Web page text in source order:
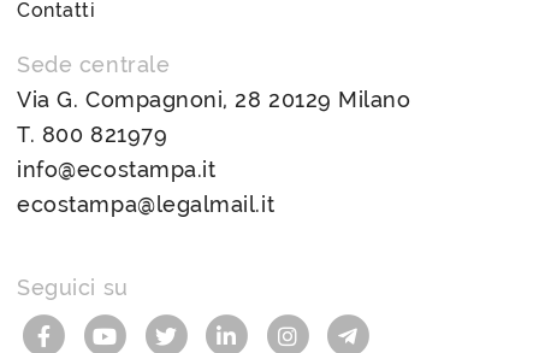
Contatti
Sede centrale
Via G. Compagnoni, 28 20129 Milano
T. 800 821979
info@ecostampa.it
ecostampa@legalmail.it
Seguici su